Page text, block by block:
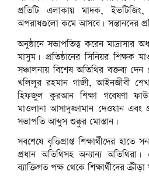
প্রতিটি এলাকায় মাদক,
অপরাধগুলো কমে আসবে। সন্তানদের
অনুষ্ঠানে সভাপতিত্ব করেন
মাসুম। প্রতিষ্ঠানের সিনিয়র
সঞ্চালনায় বিশেষ অতিথির বক্তব্য
খলিলুর রহমান গাজী, আইনজীবী
হিফজুল কুরআন শিক্ষা গবেষণা
মাওলানা আসাদুজ্জামান দেওয়ান এবং
সভাপতি আব্দুস শুক্কুর মোস্তান।
সবশেষে বৃত্তিপ্রাপ্ত শিক্ষার্থীদের
প্রধান অতিথিসহ অন্যান্য
ব্যাক্তিগত পক্ষ থেকে শিক্ষার্থীদের